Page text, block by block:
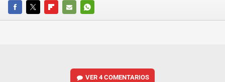
FACEBOOKTWITTERFLIPBOARD
E-
WHATSAPP
VER4 COMENTARIOS